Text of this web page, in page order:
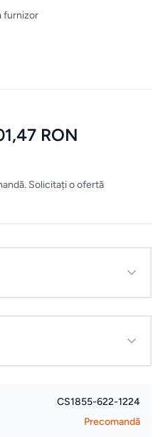
furnizor
RON
Solicitați o ofertă
CS1855-622-1224
Precomandă